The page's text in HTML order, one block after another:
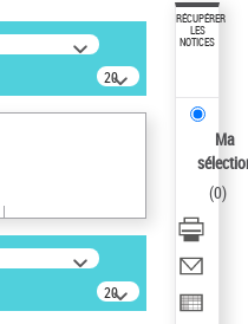
20
résultats/page
20
résultats/page
RÉCUPÉRER
LES
NOTICES
Ma
(0)